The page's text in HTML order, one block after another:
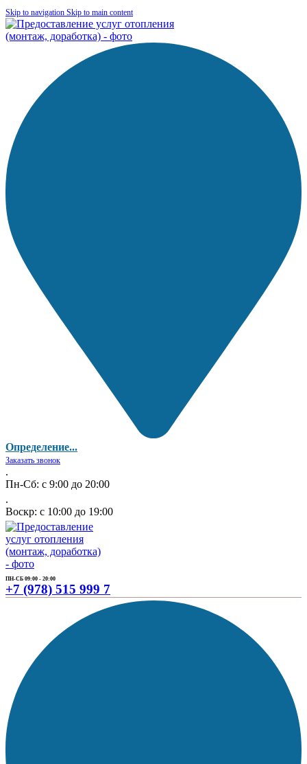
Skip to navigation Skip to main content
Определение...
Заказать звонок
.
Пн-Сб: с 9:00 до 20:00
.
Воскр: с 10:00 до 19:00
ПН-СБ 09:00 - 20:00
+7 (978) 515 999 7